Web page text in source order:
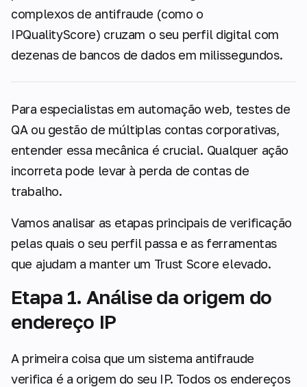
complexos de antifraude (como o
IPQualityScore) cruzam o seu perfil digital com
dezenas de bancos de dados em milissegundos.
Para especialistas em automação web, testes de
QA ou gestão de múltiplas contas corporativas,
entender essa mecânica é crucial. Qualquer ação
incorreta pode levar à perda de contas de
trabalho.
Vamos analisar as etapas principais de verificação
pelas quais o seu perfil passa e as ferramentas
que ajudam a manter um Trust Score elevado.
Etapa 1. Análise da origem do
endereço IP
A primeira coisa que um sistema antifraude
verifica é a origem do seu IP. Todos os endereços